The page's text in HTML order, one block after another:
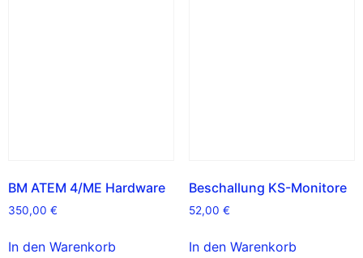
BM ATEM 4/ME Hardware
350,00 €
In den Warenkorb
Beschallung KS-Monitore
52,00 €
In den Warenkorb